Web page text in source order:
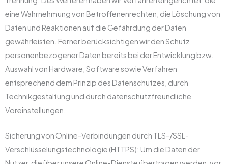
eine Wahrnehmung von Betroffenenrechten, die Löschung von
Daten und Reaktionen auf die Gefährdung der Daten
gewährleisten. Ferner berücksichtigen wir den Schutz
personenbezogener Daten bereits bei der Entwicklung bzw.
Auswahl von Hardware, Software sowie Verfahren
entsprechend dem Prinzip des Datenschutzes, durch
Technikgestaltung und durch datenschutzfreundliche
Voreinstellungen.
Sicherung von Online-Verbindungen durch TLS-/SSL-
Verschlüsselungstechnologie (HTTPS): Um die Daten der